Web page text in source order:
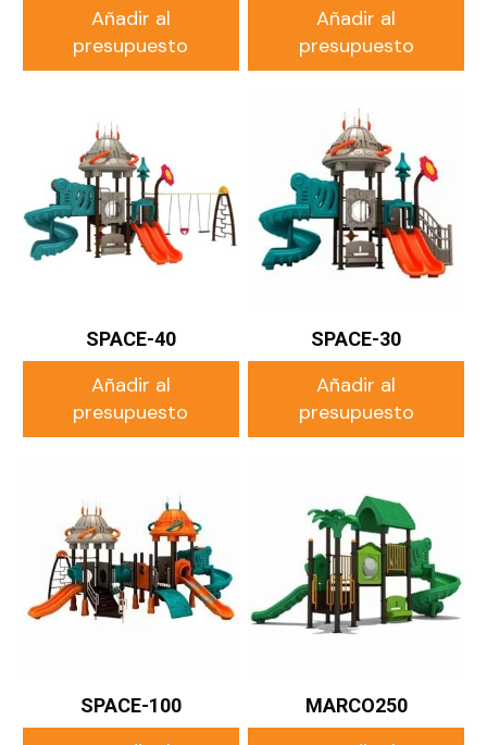
Añadir al
presupuesto
Añadir al
presupuesto
SPACE-40
Añadir al
presupuesto
SPACE-30
Añadir al
presupuesto
SPACE-100 MARCO250